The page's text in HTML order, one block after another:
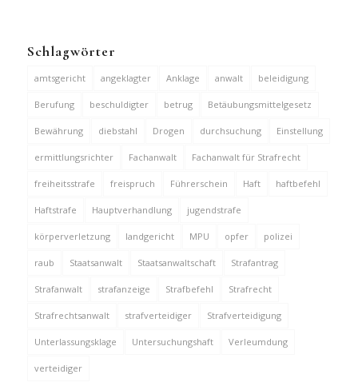
Schlagwörter
amtsgericht angeklagter Anklage anwalt beleidigung
Berufung beschuldigter betrug Betäubungsmittelgesetz
Bewährung diebstahl Drogen durchsuchung Einstellung
ermittlungsrichter Fachanwalt Fachanwalt für Strafrecht
freiheitsstrafe freispruch Führerschein Haft haftbefehl
Haftstrafe Hauptverhandlung jugendstrafe
körperverletzung landgericht MPU opfer polizei
raub Staatsanwalt Staatsanwaltschaft Strafantrag
Strafanwalt strafanzeige Strafbefehl Strafrecht
Strafrechtsanwalt strafverteidiger Strafverteidigung
Unterlassungsklage Untersuchungshaft Verleumdung
verteidiger